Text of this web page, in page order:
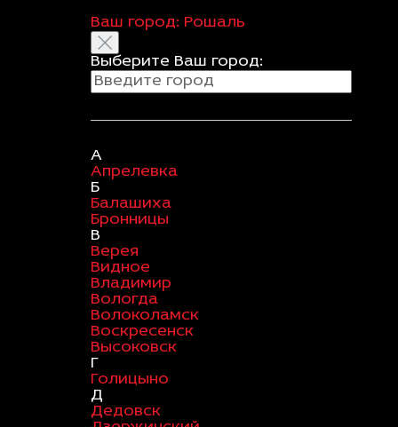
Ваш город: Рошаль
Выберите Ваш город:
А
Апрелевка
Б
Балашиха
Бронницы
В
Верея
Видное
Владимир
Вологда
Волоколамск
Воскресенск
Высоковск
Г
Голицыно
Д
Дедовск